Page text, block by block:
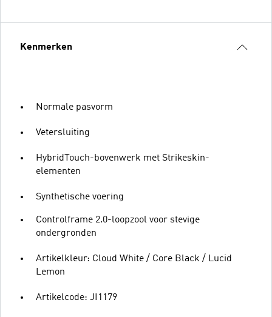
Kenmerken
Normale pasvorm
Vetersluiting
HybridTouch-bovenwerk met Strikeskin-
elementen
Synthetische voering
Controlframe 2.0-loopzool voor stevige
ondergronden
Artikelkleur: Cloud White / Core Black / Lucid
Lemon
Artikelcode: JI1179